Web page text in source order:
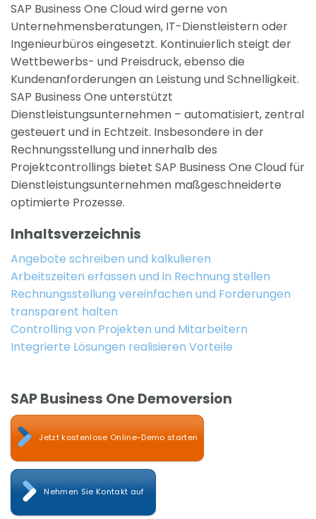
SAP Business One Cloud wird gerne von
Unternehmensberatungen, IT-Dienstleistern oder
Ingenieurbüros eingesetzt. Kontinuierlich steigt der
Wettbewerbs- und Preisdruck, ebenso die
Kundenanforderungen an Leistung und Schnelligkeit.
SAP Business One unterstützt
Dienstleistungsunternehmen – automatisiert, zentral
gesteuert und in Echtzeit. Insbesondere in der
Rechnungsstellung und innerhalb des
Projektcontrollings bietet SAP Business One Cloud für
Dienstleistungsunternehmen maßgeschneiderte
optimierte Prozesse.
Inhaltsverzeichnis
Angebote schreiben und kalkulieren
Arbeitszeiten erfassen und in Rechnung stellen
Rechnungsstellung vereinfachen und Forderungen
transparent halten
Controlling von Projekten und Mitarbeitern
Integrierte Lösungen realisieren Vorteile
SAP Business One Demoversion
Jetzt kostenlose Online-Demo starten
Nehmen Sie Kontakt auf